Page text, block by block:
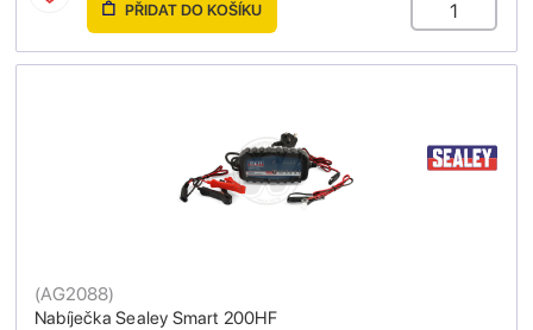
PŘIDAT DO KOŠÍKU
Nabíječka Sealey Smart 200HF
(AG2088)